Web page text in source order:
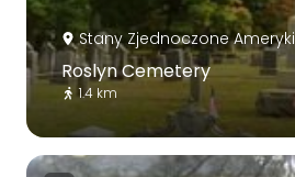
Stany Zjednoczone Ameryki
Roslyn Cemetery
1.4 km